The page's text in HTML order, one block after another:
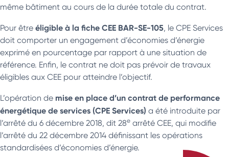
même bâtiment au cours de la durée totale du contrat.
Pour être éligible à la fiche CEE BAR-SE-105, le CPE Services
doit comporter un engagement d’économies d’énergie
exprimé en pourcentage par rapport à une situation de
référence. Enfin, le contrat ne doit pas prévoir de travaux
éligibles aux CEE pour atteindre l’objectif.
L’opération de mise en place d’un contrat de performance
énergétique de services (CPE Services) a été introduite par
l’arrêté du 6 décembre 2018, dit 28e arrêté CEE, qui modifie
l’arrêté du 22 décembre 2014 définissant les opérations
standardisées d’économies d’énergie.